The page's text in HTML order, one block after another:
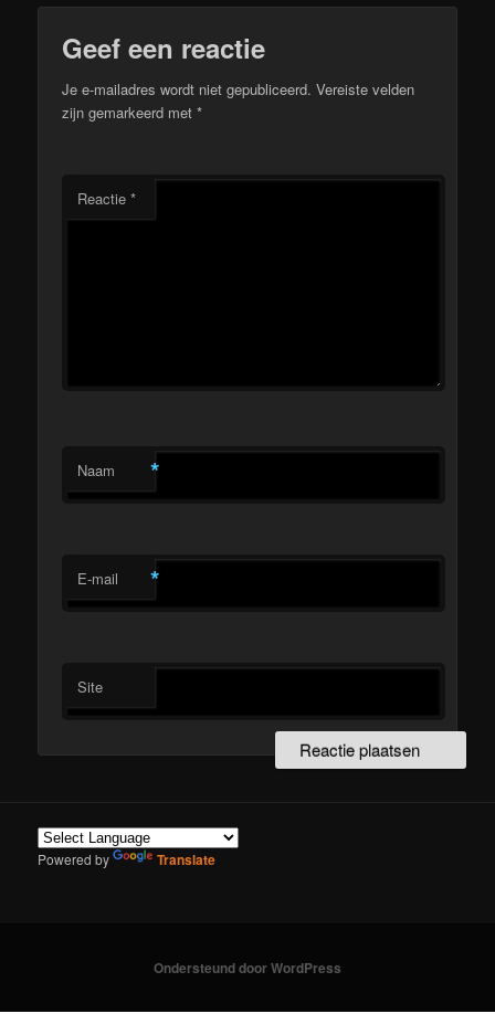
Geef een reactie
Je e-mailadres wordt niet gepubliceerd. Vereiste velden
zijn gemarkeerd met*
Reactie*
Naam *
E-mail *
Site
Powered by Translate
Ondersteund door WordPress